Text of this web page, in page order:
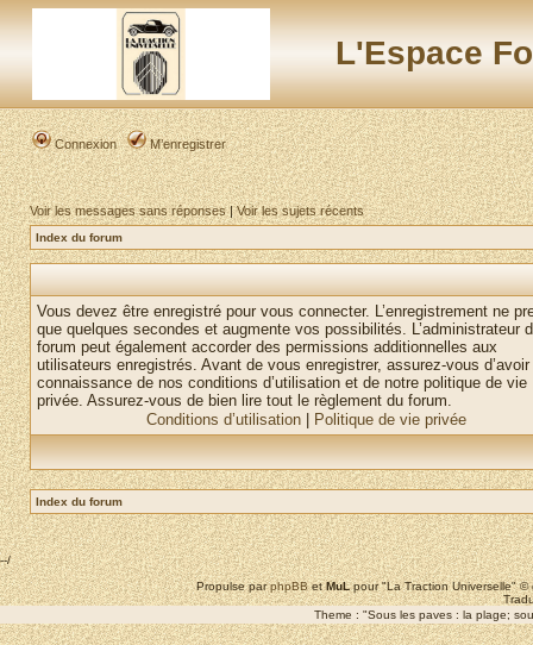
L'Espace
Connexion M’enregistrer
Voir les messages sans réponses|Voir les sujets récents
Index du forum
Vous devez être enregistré pour vous connecter. L’enregistrement ne
que quelques secondes et augmente vos possibilités. L’administrateur
forum peut également accorder des permissions additionnelles aux
utilisateurs enregistrés. Avant de vous enregistrer, assurez-vous
connaissance de nos conditions d’utilisation et de notre politique de vie
privée. Assurez-vous de bien lire tout le règlement du forum.
Conditions d’utilisation
Politique de vie privée
Index du forum
--/
Propulse parphpBBetMuLpour "La Traction Universelle"
Theme : "Sous les paves : la plage;